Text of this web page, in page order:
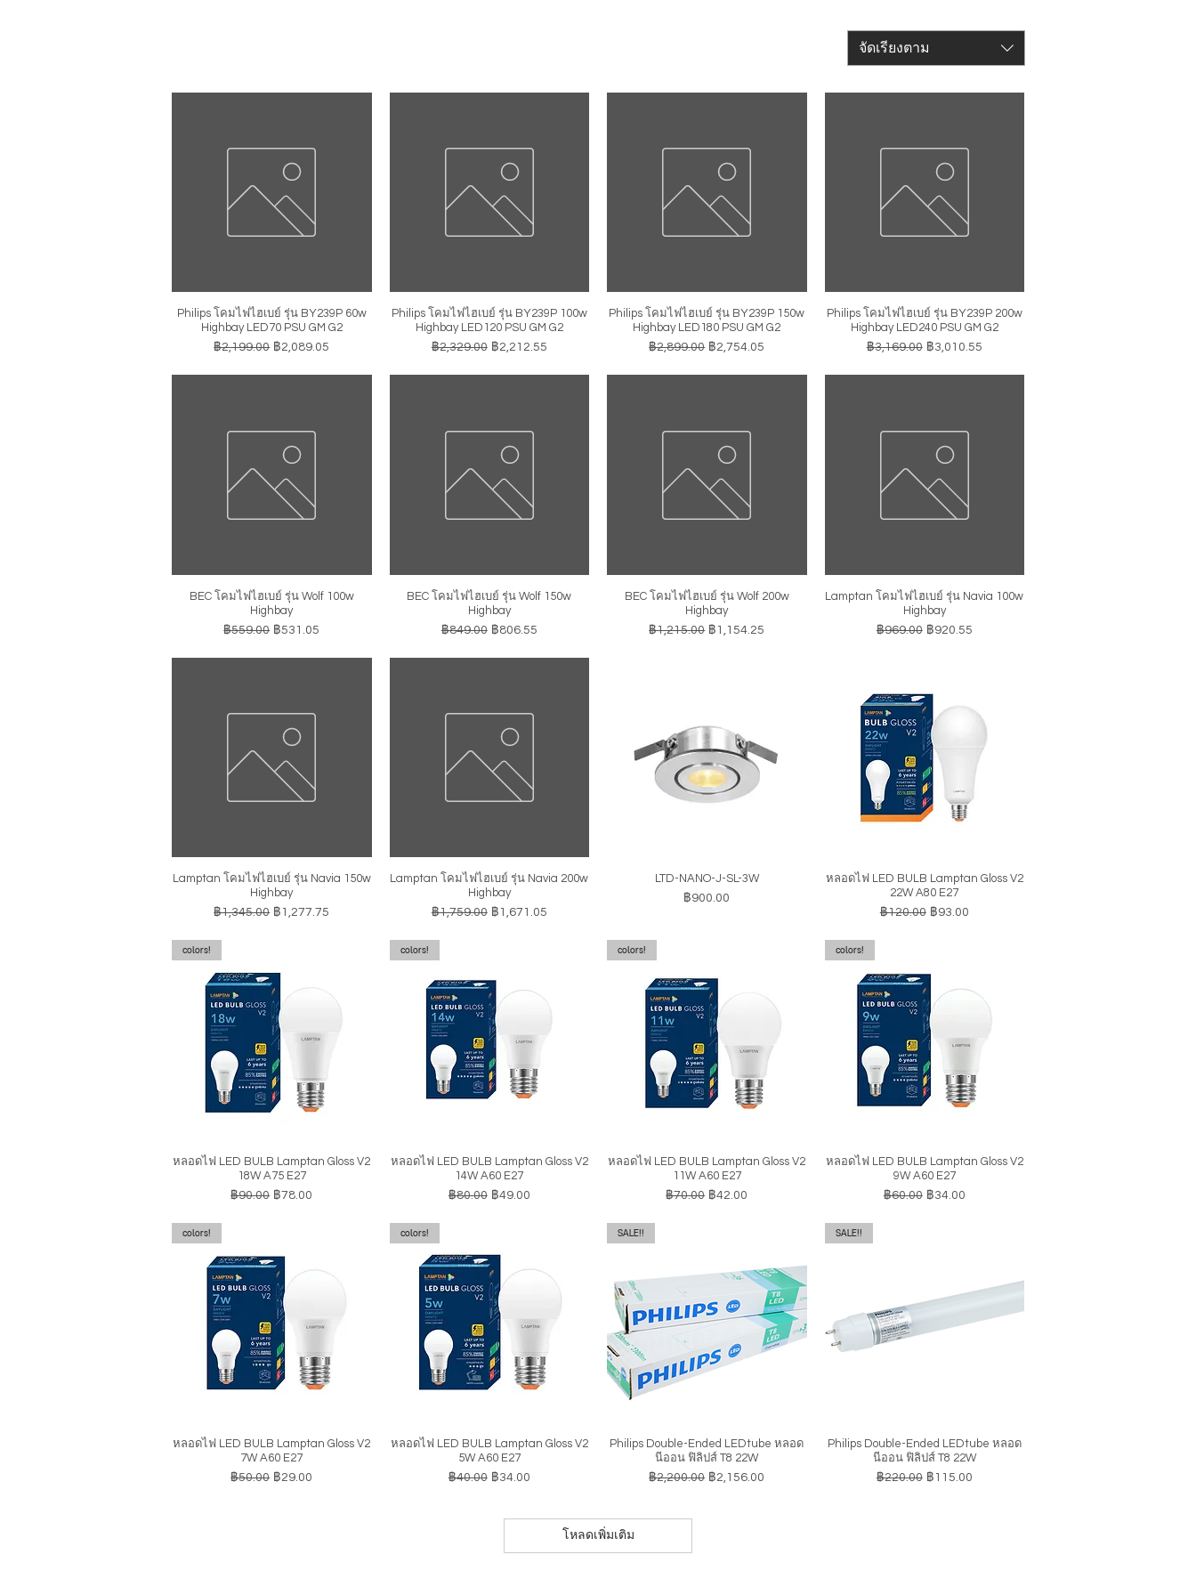
จัดเรียงตาม
ดูข้อมูลด่วน
Philips โคมไฟไฮเบย์ รุ่น BY239P 60w
Highbay LED70 PSU GM G2
ราคาปกติ
฿2,199.00 ราคาขายลด
฿2,089.05
ดูข้อมูลด่วน
Philips โคมไฟไฮเบย์ รุ่น BY239P 100w
Highbay LED120 PSU GM G2
ราคาปกติ
฿2,329.00 ราคาขายลด
฿2,212.55
ดูข้อมูลด่วน
Philips โคมไฟไฮเบย์ รุ่น BY239P 150w
Highbay LED180 PSU GM G2
ราคาปกติ
฿2,899.00 ราคาขายลด
฿2,754.05
ดูข้อมูลด่วน
Philips โคมไฟไฮเบย์ รุ่น BY239P 200w
Highbay LED240 PSU GM G2
ราคาปกติ
฿3,169.00 ราคาขายลด
฿3,010.55
ดูข้อมูลด่วน
BEC โคมไฟไฮเบย์ รุ่น Wolf 100w
Highbay
ราคาปกติ
฿559.00 ราคาขายลด
฿531.05
ดูข้อมูลด่วน
BEC โคมไฟไฮเบย์ รุ่น Wolf 150w
Highbay
ราคาปกติ
฿849.00 ราคาขายลด
฿806.55
ดูข้อมูลด่วน
BEC โคมไฟไฮเบย์ รุ่น Wolf 200w
Highbay
ราคาปกติ
฿1,215.00 ราคาขายลด
฿1,154.25
ดูข้อมูลด่วน
Lamptan โคมไฟไฮเบย์ รุ่น Navia 100w
Highbay
ราคาปกติ
฿969.00 ราคาขายลด
฿920.55
ดูข้อมูลด่วน
Lamptan โคมไฟไฮเบย์ รุ่น Navia 150w
Highbay
ราคาปกติ
฿1,345.00 ราคาขายลด
฿1,277.75
ดูข้อมูลด่วน
Lamptan โคมไฟไฮเบย์ รุ่น Navia 200w
Highbay
ราคาปกติ
฿1,759.00 ราคาขายลด
฿1,671.05
ดูข้อมูลด่วน
LTD-NANO-J-SL-3W
ราคา
฿900.00
ดูข้อมูลด่วน
หลอดไฟ LED BULB Lamptan Gloss V2
22W A80 E27
ราคาปกติ
฿120.00 ราคาขายลด
฿93.00
ดูข้อมูลด่วน
colors!
หลอดไฟ LED BULB Lamptan Gloss V2
18W A75 E27
ราคาปกติ
฿90.00 ราคาขายลด
฿78.00
ดูข้อมูลด่วน
colors!
หลอดไฟ LED BULB Lamptan Gloss V2
14W A60 E27
ราคาปกติ
฿80.00 ราคาขายลด
฿49.00
ดูข้อมูลด่วน
colors!
หลอดไฟ LED BULB Lamptan Gloss V2
11W A60 E27
ราคาปกติ
฿70.00 ราคาขายลด
฿42.00
ดูข้อมูลด่วน
colors!
หลอดไฟ LED BULB Lamptan Gloss V2
9W A60 E27
ราคาปกติ
฿60.00 ราคาขายลด
฿34.00
ดูข้อมูลด่วน
colors!
หลอดไฟ LED BULB Lamptan Gloss V2
7W A60 E27
ราคาปกติ
฿50.00 ราคาขายลด
฿29.00
ดูข้อมูลด่วน
colors!
หลอดไฟ LED BULB Lamptan Gloss V2
5W A60 E27
ราคาปกติ
฿40.00 ราคาขายลด
฿34.00
ดูข้อมูลด่วน
SALE!!
Philips Double-Ended LEDtube หลอด
นีออน ฟิลิปส์ T8 22W
ราคาปกติ
฿2,200.00 ราคาขายลด
฿2,156.00
ดูข้อมูลด่วน
SALE!!
Philips Double-Ended LEDtube หลอด
นีออน ฟิลิปส์ T8 22W
ราคาปกติ
฿220.00 ราคาขายลด
฿115.00
โหลดเพิ่มเติม